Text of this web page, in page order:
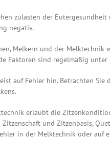
zulasten der
negativ.
Melkern und der Melktechnik
Faktoren sind regelmäßig unter
auf Fehler hin. Betrachten Sie
erlaubt die
und Zitzenbasis,
in der Melktechnik oder auf